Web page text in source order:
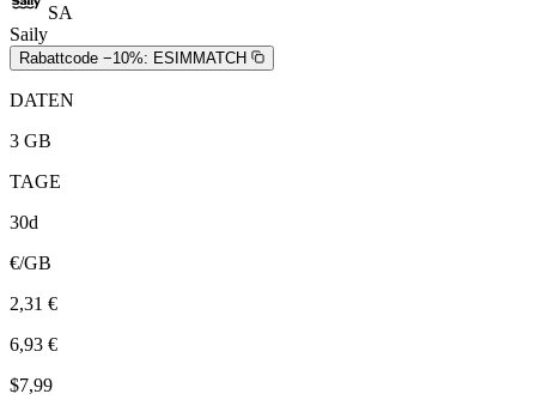
SA
Saily
Rabattcode −10%: ESIMMATCH
DATEN
3 GB
TAGE
30d
€/GB
2,31 €
6,93 €
$7,99